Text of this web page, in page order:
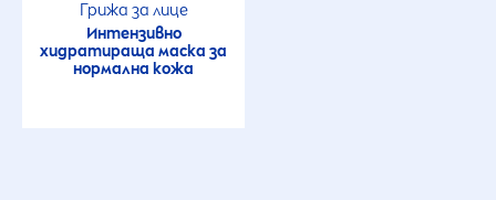
Грижа за лице
Интензивно
хидратираща маска за
нормална кожа